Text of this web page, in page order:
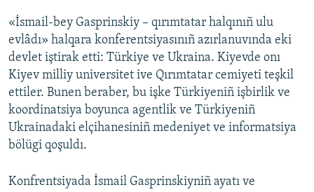
«İsmail-bey Gasprinskiy – qırımtatar halqınıñ ulu
evlâdı» halqara konferentsiyasınıñ azırlanuvında eki
devlet iştirak etti: Türkiye ve Ukraina. Kiyevde onı
Kiyev milliy universitet ive Qırımtatar cemiyeti teşkil
ettiler. Bunen beraber, bu işke Türkiyeniñ işbirlik ve
koordinatsiya boyunca agentlik ve Türkiyeniñ
Ukrainadaki elçihanesiniñ medeniyet ve informatsiya
bölügi qoşuldı.
Konfrentsiyada İsmail Gasprinskiyniñ ayatı ve